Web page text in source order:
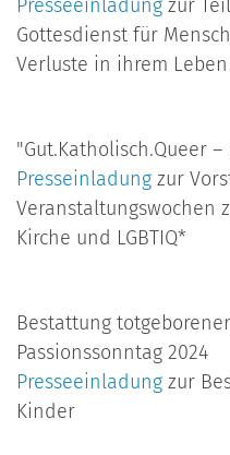
Presseeinladung zur
Gottesdienst für
Verluste in ihrem
"Gut.Katholisch.Queer
Presseinladung zur
Veranstaltungswochen
Kirche und LGBTIQ*
Bestattung
Passionssonntag 2024
Presseeinladung zur
Kinder